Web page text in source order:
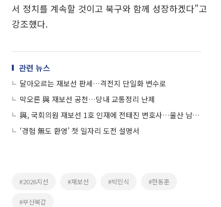
서 정치를 계속할 것이고 북구와 함께 성장하겠다”고
강조했다.
관련 뉴스
달아오르는 재보선 판세…격전지 단일화 변수로
막오른 與 재보선 공천…당내 교통정리 난제
與, 국회의원 재보선 1호 인재에 전태진 변호사…울산 남갑 출마
‘경험 無도 환영’ 첫 일자리 도전 설명서
#2026지선 #재보선 #박민식 #한동훈
#부산북갑